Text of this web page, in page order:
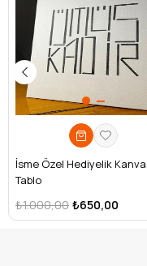
İsme Özel Hediyelik
Tablo
₺650,00
₺1.000,00